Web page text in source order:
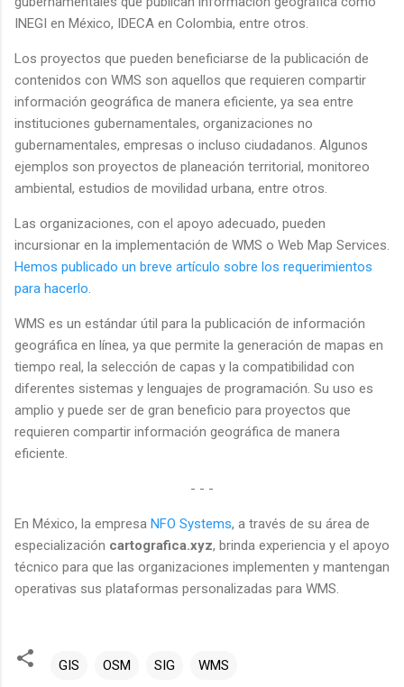
INEGI en México, IDECA en Colombia, entre otros.
Los proyectos que pueden beneficiarse de la publicación de
contenidos con WMS son aquellos que requieren compartir
información geográfica de manera eficiente, ya sea entre
instituciones gubernamentales, organizaciones no
gubernamentales, empresas o incluso ciudadanos. Algunos
ejemplos son proyectos de planeación territorial, monitoreo
ambiental, estudios de movilidad urbana, entre otros.
Las organizaciones, con el apoyo adecuado, pueden
incursionar en la implementación de WMS o Web Map Services.
Hemos publicado un breve artículo sobre los requerimientos
para hacerlo
WMS es un estándar útil para la publicación de información
geográfica en línea, ya que permite la generación de mapas en
tiempo real, la selección de capas y la compatibilidad con
diferentes sistemas y lenguajes de programación. Su uso es
amplio y puede ser de gran beneficio para proyectos que
requieren compartir información geográfica de manera
eficiente.
- - -
En México, la empresa NFO Systems, a través de su área de
especialización cartografica.xyz, brinda experiencia y el apoyo
técnico para que las organizaciones implementen y mantengan
operativas sus plataformas personalizadas para WMS.
GIS OSM SIG WMS